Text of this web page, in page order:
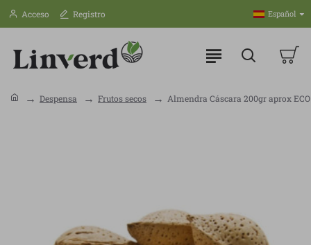
Acceso Registro Español
Despensa Frutos secos Almendra Cáscara 200gr aprox ECO